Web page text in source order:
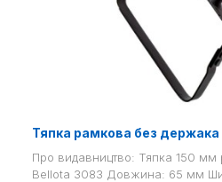
Тяпка рамкова без
Про видавництво: Тяпка 150
Bellota 3083 Довжина: 65 мм